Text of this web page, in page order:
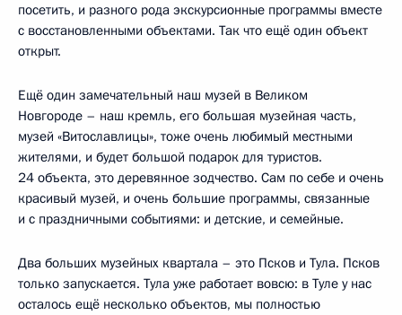
посетить, и разного рода экскурсионные программы вместе
с восстановленными объектами. Так что ещё один объект
открыт.
Ещё один замечательный наш музей в Великом
Новгороде – наш кремль, его большая музейная часть,
музей «Витославлицы», тоже очень любимый местными
жителями, и будет большой подарок для туристов.
24 объекта, это деревянное зодчество. Сам по себе и очень
красивый музей, и очень большие программы, связанные
и с праздничными событиями: и детские, и семейные.
Два больших музейных квартала – это Псков и Тула. Псков
только запускается. Тула уже работает вовсю: в Туле у нас
осталось ещё несколько объектов, мы полностью